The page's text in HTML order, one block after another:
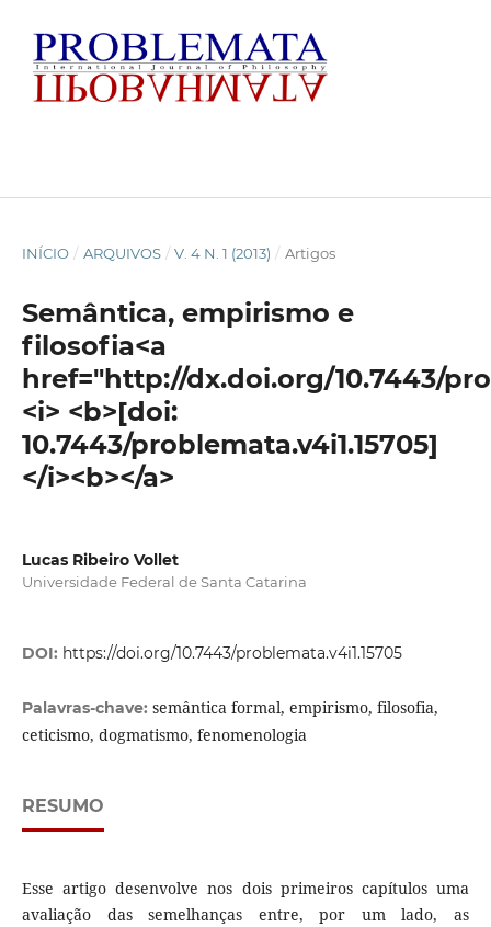
INÍCIO / ARQUIVOS / V. 4 N. 1 (2013) / Artigos
Semântica, empirismo e
filosofia<a
href="http://dx.doi.org/10.7443/
<i> <b>[doi:
10.7443/problemata.v4i1.15705]
</i><b></a>
Lucas Ribeiro Vollet
Universidade Federal de Santa Catarina
DOI: https://doi.org/10.7443/problemata.v4i1.15705
Palavras-chave: semântica formal, empirismo, filosofia,
ceticismo, dogmatismo, fenomenologia
RESUMO
Esse artigo desenvolve nos dois primeiros capítulos uma
avaliação das semelhanças entre, por um lado, as